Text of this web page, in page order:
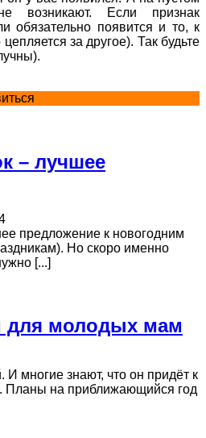
возникают. Если признак
обязательно появится и то, к
за другое). Так будьте
– лучшее
предложение к новогодним
Но скоро именно
[...]
для молодых мам
многие знают, что он придёт к
Планы на приближающийся год